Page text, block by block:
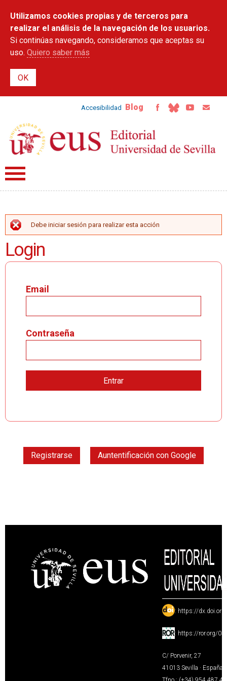
contenido
principal
Utilizamos cookies propias y de terceros para
realizar el análisis de la navegación de los usuarios.
Si continúas navegando, consideramos que aceptas su
uso. Quiero saber más
Accesibilidad Blog
MENSAJE DE ERROR
Debe iniciar sesión para realizar esta acción
Login
Email
Contraseña
Registrarse Auntentificación con Google
: https://
: https://ror.org/
C/ Porvenir, 27
41013 Sevilla · España